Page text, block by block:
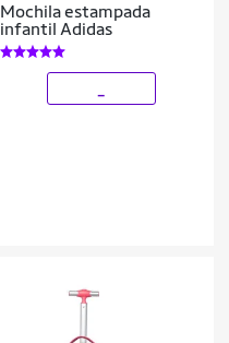
Mochila estampada
infantil Adidas